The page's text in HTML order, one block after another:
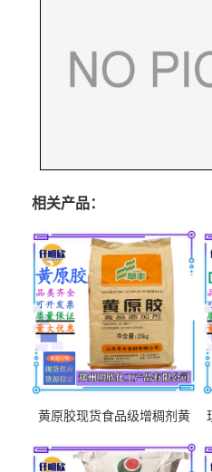
相关产品：
黄原胶现货食品级增稠剂黄
中轩黄原胶